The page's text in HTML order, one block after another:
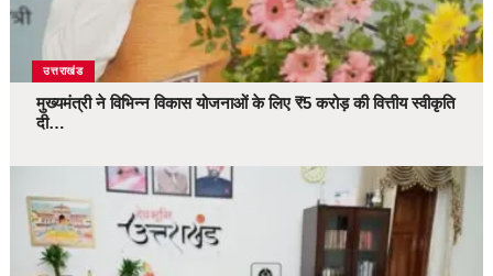
उत्तराखंड
मुख्यमंत्री ने विभिन्न विकास योजनाओं के लिए ₹5 करोड़ की वित्तीय स्वीकृति
दी…